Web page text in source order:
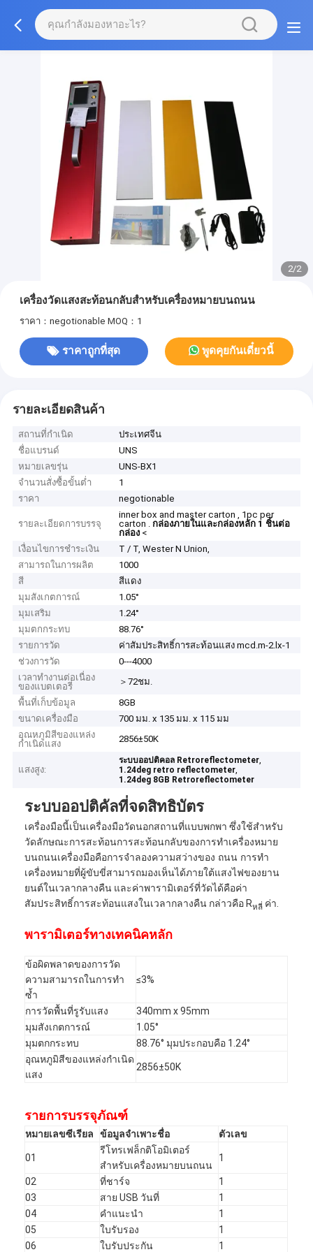
2/2
เครื่องวัดแสงสะท้อนกลับสำหรับเครื่องหมายบนถนน
ราคา：negotionable MOQ：1
ราคาถูกที่สุด พูดคุยกันเดี๋ยวนี้
รายละเอียดสินค้า
สถานที่กำเนิด
ประเทศจีน
ชื่อแบรนด์
UNS
หมายเลขรุ่น
UNS-BX1
จำนวนสั่งซื้อขั้นต่ำ
1
ราคา
negotionable
รายละเอียดการบรรจุ
inner box and master carton , 1pc per
carton . กล่องภายในและกล่องหลัก 1 ชิ้นต่อ
กล่อง <
เงื่อนไขการชำระเงิน
T / T, Wester N Union,
สามารถในการผลิต
1000
สี
สีแดง
มุมสังเกตการณ์
1.05°
มุมเสริม
1.24°
มุมตกกระทบ
88.76°
รายการวัด
ค่าสัมประสิทธิ์การสะท้อนแสง mcd.m-2.lx-1
ช่วงการวัด
0---4000
เวลาทำงานต่อเนื่อง
ของแบตเตอรี่
＞72ชม.
พื้นที่เก็บข้อมูล
8GB
ขนาดเครื่องมือ
700 มม. x 135 มม. x 115 มม
อุณหภูมิสีของแหล่ง
กำเนิดแสง
2856±50K
แสงสูง:
ระบบออปติคอล Retroreflectometer,
1.24deg retro reflectometer,
1.24deg 8GB Retroreflectometer
ระบบออปติคัลที่จดสิทธิบัตร
เครื่องมือนี้เป็นเครื่องมือวัดนอกสถานที่แบบพกพา ซึ่งใช้สำหรับ
วัดลักษณะการสะท้อนการสะท้อนกลับของการทำเครื่องหมาย
บนถนนเครื่องมือคือการจำลองความสว่างของ ถนน การทำ
เครื่องหมายที่ผู้ขับขี่สามารถมองเห็นได้ภายใต้แสงไฟของยาน
ยนต์ในเวลากลางคืน และค่าพารามิเตอร์ที่วัดได้คือค่า
สัมประสิทธิ์การสะท้อนแสงในเวลากลางคืน กล่าวคือ Rหลี่ ค่า.
พารามิเตอร์ทางเทคนิคหลัก
ข้อผิดพลาดของการวัด
ความสามารถในการทำ
ซ้ำ
≤3%
การวัดพื้นที่รูรับแสง
340mm x 95mm
มุมสังเกตการณ์
1.05°
มุมตกกระทบ
88.76° มุมประกอบคือ 1.24°
อุณหภูมิสีของแหล่งกำเนิด
แสง
2856±50K
รายการบรรจุภัณฑ์
หมายเลขซีเรียล ข้อมูลจำเพาะชื่อ ตัวเลข
01
รีโทรเฟล็กติโอมิเตอร์
สำหรับเครื่องหมายบนถนน
1
02 ที่ชาร์จ
1
03
สาย USB วันที่
1
04
คำแนะนำ
1
05
ใบรับรอง
1
06
ใบรับประกัน 1